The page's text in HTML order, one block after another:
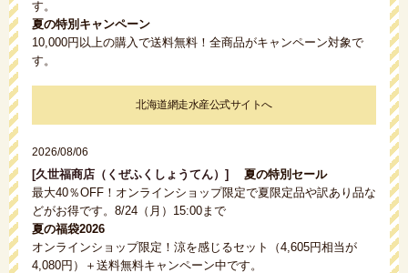
す。
夏の特別キャンペーン
10,000円以上の購入で送料無料！全商品がキャンペーン対象で
す。
北海道網走水産公式サイトへ
2026/08/06
[久世福商店（くぜふくしょうてん）]
夏の特別セール
最大40％OFF！オンラインショップ限定で夏限定品や訳あり品な
どがお得です。8/24（月）15:00まで
夏の福袋2026
オンラインショップ限定！涼を感じるセット（4,605円相当が
4,080円）＋送料無料キャンペーン中です。